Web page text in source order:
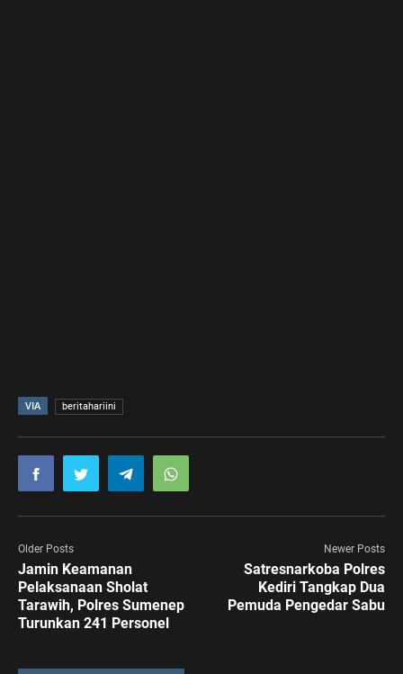
VIA beritahariini
Older Posts
Jamin Keamanan
Pelaksanaan Sholat
Tarawih, Polres Sumenep
Turunkan 241 Personel
Newer Posts
Satresnarkoba Polres
Kediri Tangkap Dua
Pemuda Pengedar Sabu